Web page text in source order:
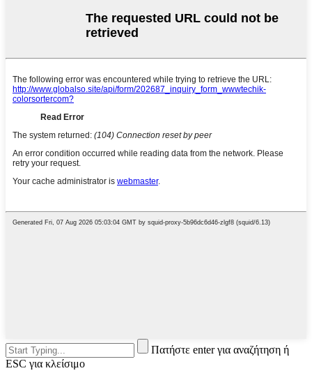
Πατήστε enter για αναζήτηση ή
ESC για κλείσιμο